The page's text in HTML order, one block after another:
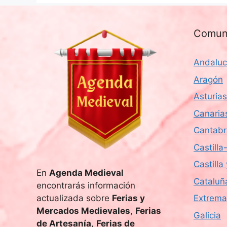
En Agenda Medieval
encontrarás información
actualizada sobre Ferias y
Mercados Medievales, Ferias
de Artesanía, Ferias de
Aragón
Asturias
Castilla
Galicia